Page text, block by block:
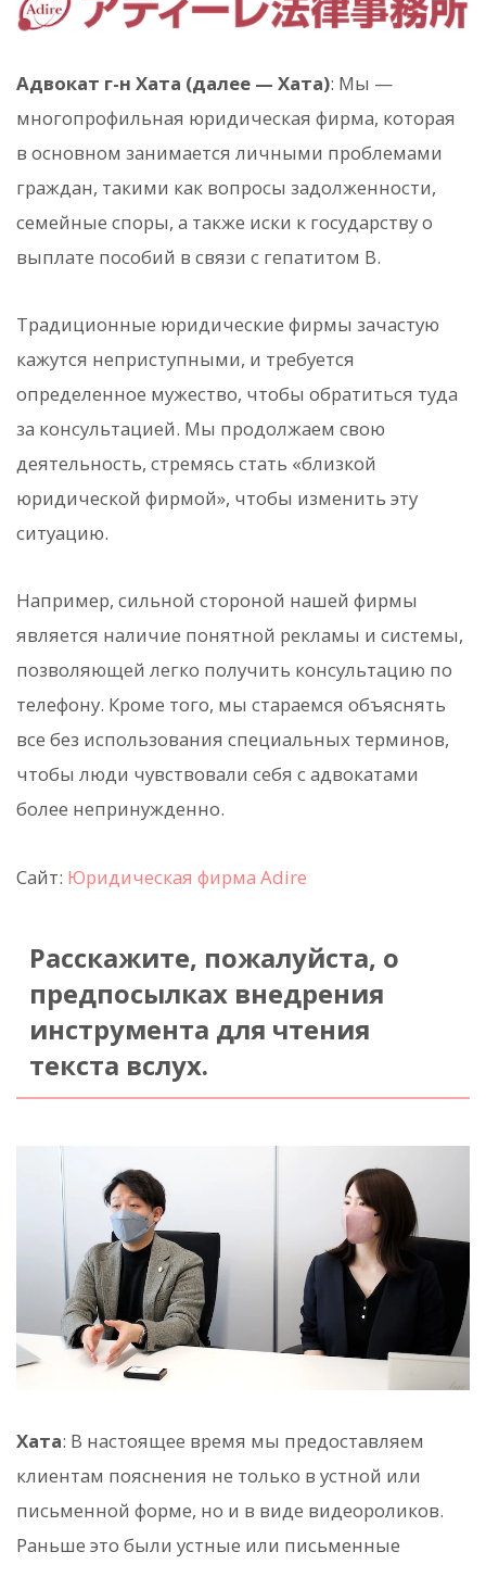
Адвокат г-н Хата (далее — Хата): Мы —
многопрофильная юридическая фирма, которая
в основном занимается личными проблемами
граждан, такими как вопросы задолженности,
семейные споры, а также иски к государству о
выплате пособий в связи с гепатитом B.
Традиционные юридические фирмы зачастую
кажутся неприступными, и требуется
определенное мужество, чтобы обратиться туда
за консультацией. Мы продолжаем свою
деятельность, стремясь стать «близкой
юридической фирмой», чтобы изменить эту
ситуацию.
Например, сильной стороной нашей фирмы
является наличие понятной рекламы и системы,
позволяющей легко получить консультацию по
телефону. Кроме того, мы стараемся объяснять
все без использования специальных терминов,
чтобы люди чувствовали себя с адвокатами
более непринужденно.
Сайт: Юридическая фирма Adire
Расскажите, пожалуйста, о
предпосылках внедрения
инструмента для чтения
текста вслух.
Хата: В настоящее время мы предоставляем
клиентам пояснения не только в устной или
письменной форме, но и в виде видеороликов.
Раньше это были устные или письменные